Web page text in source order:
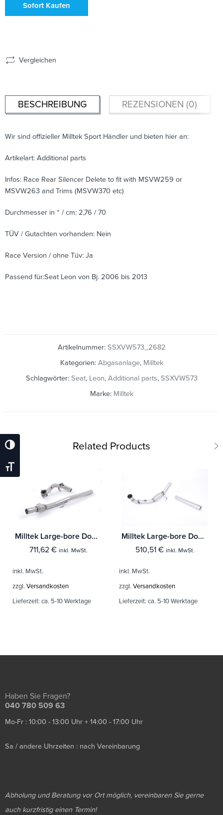
Umschalten Auf Hohe Kontraste
Schrift Vergrößern
Sofort Kaufen
Vergleichen
BESCHREIBUNG REZENSIONEN (0)
Wir sind offizieller Milltek Sport Händler und bieten hier an:
Artikelart: Additional parts
Infos: Race Rear Silencer Delete to fit with MSVW259 or
MSVW263 and Trims (MSVW370 etc)
Durchmesser in “ / cm: 2,76 / 70
TÜV / Gutachten vorhanden: Nein
Race Version / ohne Tüv: Ja
Passend für:Seat Leon von Bj. 2006 bis 2013
Artikelnummer: SSXVW573_2682
Kategorien: Abgasanlage, Milltek
Schlagwörter: Seat, Leon, Additional parts, SSXVW573
Marke: Milltek
Related Products
Milltek Large-bore Downpipe und De-cat Seat Ibiza Cupra / Bocanegra 1.4 TSI 180PS
711,62 € inkl. MwSt.
inkl. MwSt.
zzgl. Versandkosten
Lieferzeit: ca. 5-10 Werktage
Milltek Large-bore Downpipe und De-cat Seat Ibiza Cupra 1.8TFSI (6P)
510,51 € inkl. MwSt.
inkl. MwSt.
zzgl. Versandkosten
Lieferzeit: ca. 5-10 Werktage
Haben Sie Fragen?
040 780 509 63
Mo-Fr : 10:00 - 13:00 Uhr + 14:00 - 17:00 Uhr
Sa / andere Uhrzeiten : nach Vereinbarung
Abholung und Beratung vor Ort möglich, vereinbaren Sie gerne
auch kurzfristig einen Termin!